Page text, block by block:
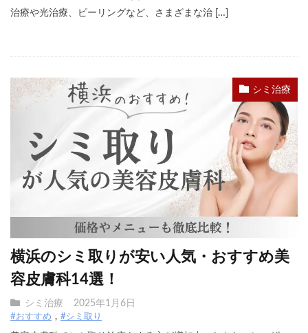
治療や光治療、ピーリングなど、さまざまな治 […]
シミ治療
横浜のシミ取りが安い人気・おすすめ美
容皮膚科14選！
シミ治療 2025年1月6日
#おすすめ #シミ取り